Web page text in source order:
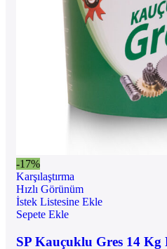
-17%
Karşılaştırma
Hızlı Görünüm
İstek Listesine Ekle
Sepete Ekle
SP Kauçuklu Gres 14 Kg